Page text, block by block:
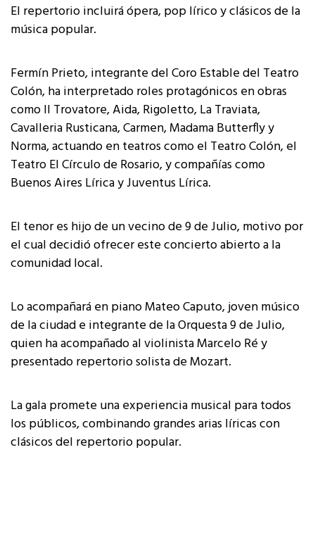
El repertorio incluirá ópera, pop lírico y clásicos de la
música popular.
Fermín Prieto, integrante del Coro Estable del Teatro
Colón, ha interpretado roles protagónicos en obras
como Il Trovatore, Aida, Rigoletto, La Traviata,
Cavalleria Rusticana, Carmen, Madama Butterfly y
Norma, actuando en teatros como el Teatro Colón, el
Teatro El Círculo de Rosario, y compañías como
Buenos Aires Lírica y Juventus Lírica.
El tenor es hijo de un vecino de 9 de Julio, motivo por
el cual decidió ofrecer este concierto abierto a la
comunidad local.
Lo acompañará en piano Mateo Caputo, joven músico
de la ciudad e integrante de la Orquesta 9 de Julio,
quien ha acompañado al violinista Marcelo Ré y
presentado repertorio solista de Mozart.
La gala promete una experiencia musical para todos
los públicos, combinando grandes arias líricas con
clásicos del repertorio popular.